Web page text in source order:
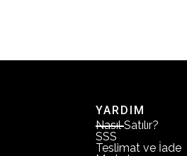
YARDIM
Nasıl Satılır?
SSS
Teslimat ve İade